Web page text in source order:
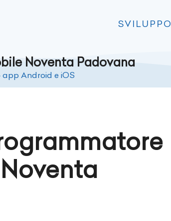
SVILUPPO
Noventa Padovana
Android e iOS